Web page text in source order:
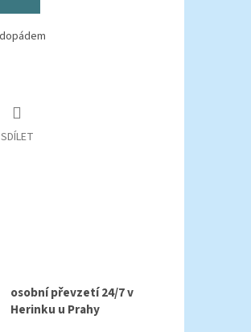
SDÍLET
osobní převzetí 24/7 v
Herinku u Prahy